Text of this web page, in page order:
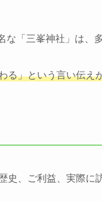
な「三峯神社」は、
る」という言い伝え
史、ご利益、実際に